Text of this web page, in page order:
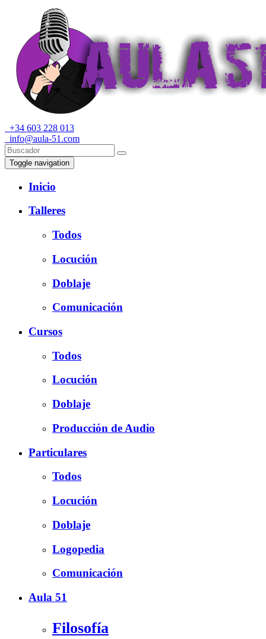
+34 603 228 013
info@aula-51.com
Toggle navigation
Inicio
Talleres
Todos
Locución
Doblaje
Comunicación
Cursos
Todos
Locución
Doblaje
Producción de Audio
Particulares
Todos
Locución
Doblaje
Logopedia
Comunicación
Aula 51
Filosofía